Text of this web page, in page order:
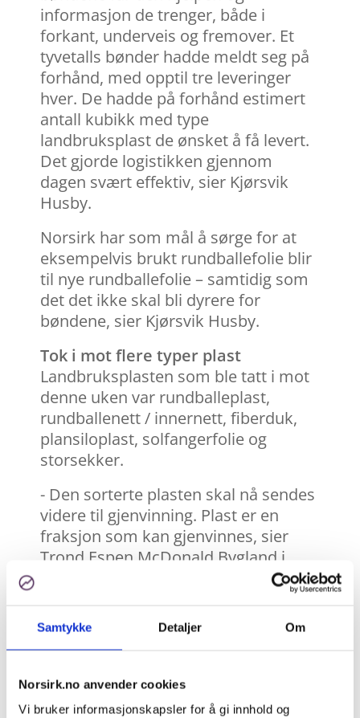
Samtykke Detaljer Om
Norsirk.no anvender cookies
Vi bruker informasjonskapsler for å gi innhold og
informasjon de trenger, både i
forkant, underveis og fremover. Et
tyvetalls bønder hadde meldt seg på
forhånd, med opptil tre leveringer
hver. De hadde på forhånd estimert
antall kubikk med type
landbruksplast de ønsket å få levert.
Det gjorde logistikken gjennom
dagen svært effektiv, sier Kjørsvik
Husby.
Norsirk har som mål å sørge for at
eksempelvis brukt rundballefolie blir
til nye rundballefolie – samtidig som
det det ikke skal bli dyrere for
bøndene, sier Kjørsvik Husby.
Tok i mot flere typer plast
Landbruksplasten som ble tatt i mot
denne uken var rundballeplast,
rundballenett / innernett, fiberduk,
plansiloplast, solfangerfolie og
storsekker.
- Den sorterte plasten skal nå sendes
videre til gjenvinning. Plast er en
fraksjon som kan gjenvinnes, sier
Trond Espen McDonald Bygland i
Norsirk, prosjektleder for den nye
Han opplevde at bøndene var godt
fornøyde med tilbudet fra Norsirk på
Frosta.
Ser til Sverige og Finland